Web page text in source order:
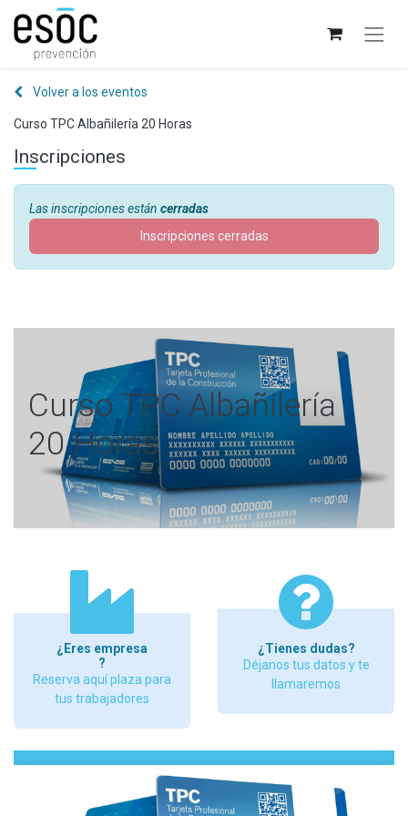
Volver a los eventos
Curso TPC Albañilería 20 Horas
Inscripciones
Las inscripciones están cerradas
Inscripciones cerradas
Curso TPC Albañilería
20 Horas
¿Eres empresa
?
Reserva aquí plaza para
tus trabajadores
¿Tienes dudas?
Déjanos tus datos y te
llamaremos